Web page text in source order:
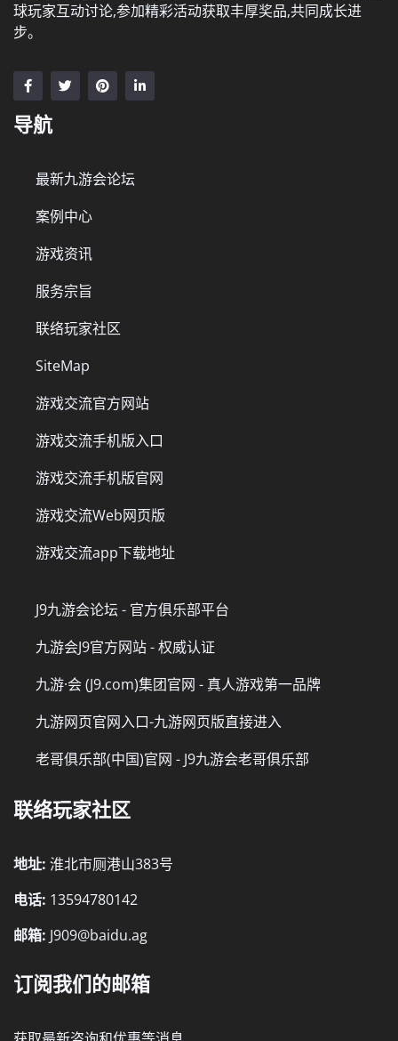
球玩家互动讨论,参加精彩活动获取丰厚奖品,共同成长进
步。
导航
最新九游会论坛
案例中心
游戏资讯
服务宗旨
联络玩家社区
SiteMap
游戏交流官方网站
游戏交流手机版入口
游戏交流手机版官网
游戏交流Web网页版
游戏交流app下载地址
J9九游会论坛 - 官方俱乐部平台
九游会J9官方网站 - 权威认证
九游·会 (J9.com)集团官网 - 真人游戏第一品牌
九游网页官网入口-九游网页版直接进入
老哥俱乐部(中国)官网 - J9九游会老哥俱乐部
联络玩家社区
地址: 淮北市厕港山383号
电话: 13594780142
邮箱: J909@baidu.ag
订阅我们的邮箱